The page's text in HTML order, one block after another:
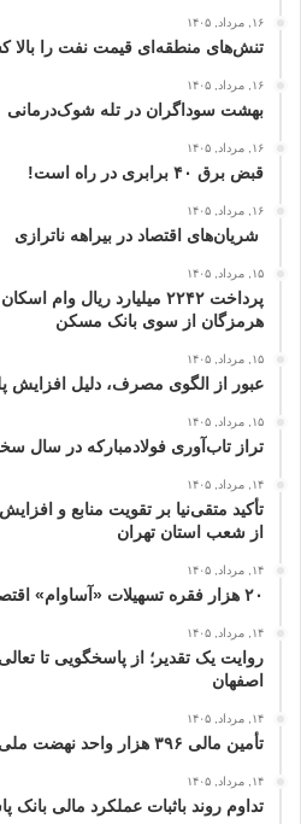
۱۶, مرداد, ۱۴۰۵
تنش‌های منطقه‌ای قیمت نفت را بالا
۱۶, مرداد, ۱۴۰۵
بهشت سوداگران در تله شوک‌درمانی
۱۶, مرداد, ۱۴۰۵
قبض برق ۴۰ برابری در راه است!
۱۶, مرداد, ۱۴۰۵
شریان‌های اقتصاد در بیراهه ناترازی
۱۵, مرداد, ۱۴۰۵
پرداخت ۲۲۴۲ میلیارد ریال
هرمزگان از سوی بانک مسکن
۱۵, مرداد, ۱۴۰۵
عبور از الگوی مصرف، دلیل افزایش
۱۵, مرداد, ۱۴۰۵
تراز تاب‌آوری فولادمبارکه در سال سخت
۱۴, مرداد, ۱۴۰۵
تأکید متقی‌نیا بر تقویت منابع و
از شعب استان تهران
۱۴, مرداد, ۱۴۰۵
۲۰ هزار فقره تسهیلات «آساوام» اقتصادنوین پرداخت شد
۱۴, مرداد, ۱۴۰۵
روایت یک تقدیر؛ از پاسخگویی تا
اصفهان
۱۴, مرداد, ۱۴۰۵
تأمین مالی ۳۹۶ هزار واحد نهضت ملی توسط بانک مسکن
۱۴, مرداد, ۱۴۰۵
تداوم روند باثبات عملکرد مالی بانک